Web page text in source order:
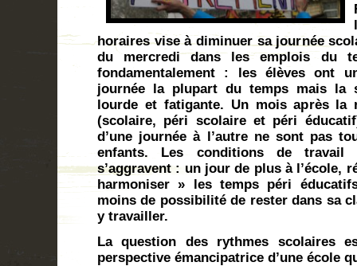
horaires vise à diminuer sa journée
du mercredi dans les emplois du
fondamentalement : les élèves ont
journée la plupart du temps mais la
lourde et fatigante. Un mois après la
(scolaire, péri scolaire et péri
d’une journée à l’autre ne sont pas
enfants. Les conditions de travail
s’aggravent : un jour de plus à l’école,
harmoniser » les temps péri
moins de possibilité de rester dans sa
y travailler.
La question des rythmes scolaires
perspective émancipatrice d’une école